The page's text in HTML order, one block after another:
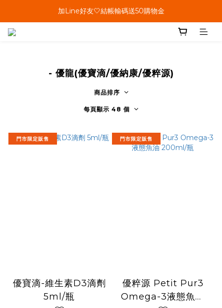
單筆結帳金額滿899🤍超取/郵寄免運費
加Line好友🤍結帳輸碼送50購物金
- 優龍(優寶滴/優納康/優粹源)
商品排序
每頁顯示 48 個
門市限定販售
優寶滴-維生素D3滴劑
5ml/瓶
門市限定販售
優粹源 Petit Pur3
Omega-3液態魚油